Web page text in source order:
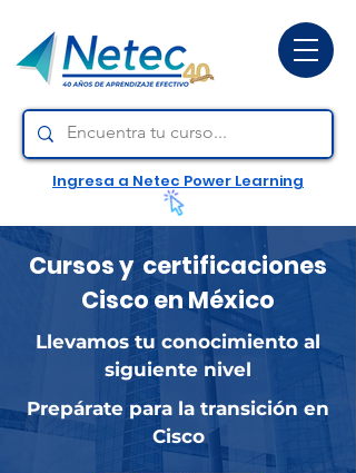
Ingresa a Netec Power Learning
Cursos y certificaciones
Cisco en México
Llevamos tu conocimiento al
siguiente nivel
Prepárate para la transición en
Cisco